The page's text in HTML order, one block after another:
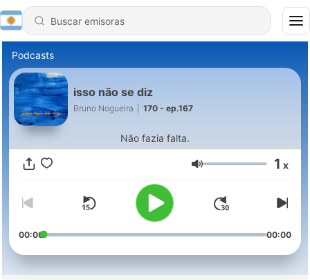
Podcasts
isso não se diz
Bruno Nogueira 170 - ep.167
Não fazia falta.
Volumen 1 x
00:00 00:00